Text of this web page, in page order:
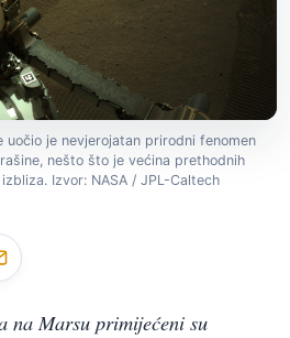
uočio je nevjerojatan prirodni fenomen
nešto što je većina prethodnih
Izvor: NASA / JPL-Caltech
na Marsu primijećeni su